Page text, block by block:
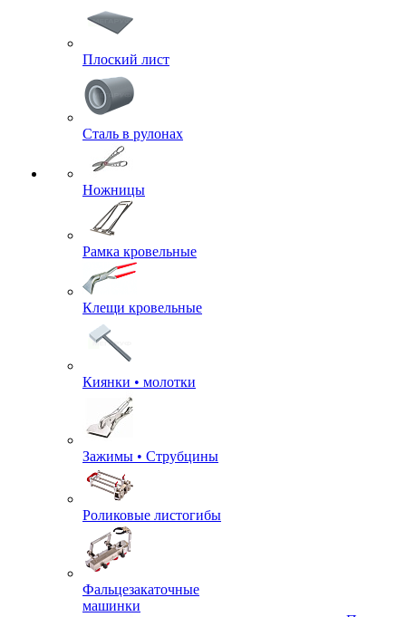
Плоский лист
Сталь в рулонах
Ножницы
Рамка кровельные
Клещи кровельные
Киянки • молотки
Зажимы • Струбцины
Роликовые листогибы
Фальцезакаточные
машинки